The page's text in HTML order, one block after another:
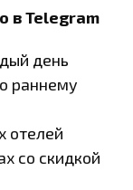
в Telegram
день
раннему
отелей
со скидкой